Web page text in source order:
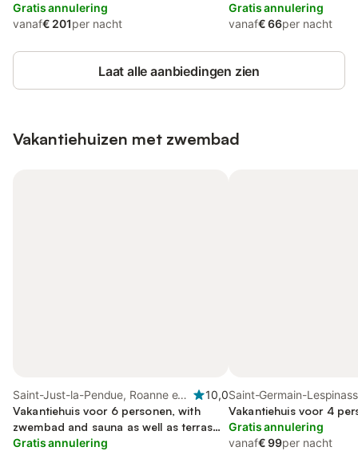
Gratis annulering
vanaf€ 201per nacht
Gratis annulering
vanaf€ 66per nacht
Laat alle aanbiedingen zien
Vakantiehuizen met zwembad
Saint-Just-la-Pendue, Roanne en
omgeving
10,0
Vakantiehuis voor 6 personen, with
zwembad and sauna as well as terras
and tuin
Gratis annulering
Saint-Germain-
en omgeving
Vakantiehuis voor 4
Gratis annulering
vanaf€ 99per nacht